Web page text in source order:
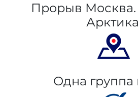
Прорыв Москва.
Одна группа